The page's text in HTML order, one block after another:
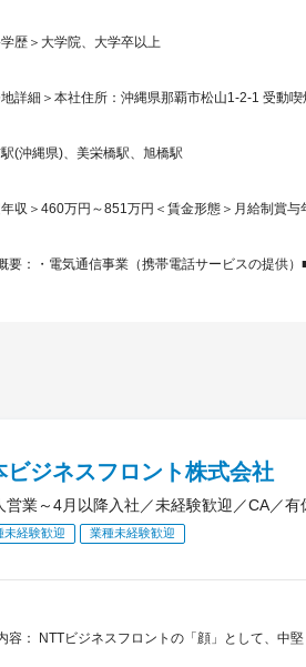
学歴＞大学院、大学卒以上
地詳細＞本社住所：沖縄県那覇市松山1-2-1 受動
(沖縄県)、美栄橋駅、旭橋駅
年収＞460万円～851万円＜賃金形態＞月給制賞
要：・電気通信事業（携帯電話サービスの提供
ビジネスフロント株式会社
営業～4月以降入社／未経験歓迎／CA／
未経験歓迎 業種未経験歓迎
容： NTTビジネスフロントの「顔」として、中